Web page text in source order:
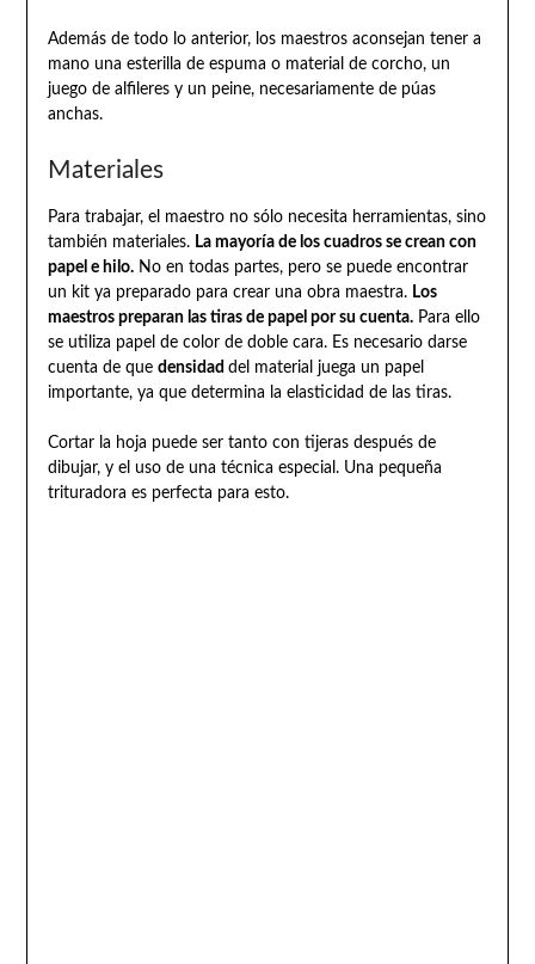
Además de todo lo anterior, los maestros aconsejan tener a
mano una esterilla de espuma o material de corcho, un
juego de alfileres y un peine, necesariamente de púas
anchas.
Materiales
Para trabajar, el maestro no sólo necesita herramientas, sino
también materiales. La mayoría de los cuadros se crean con
papel e hilo.No en todas partes, pero se puede encontrar
un kit ya preparado para crear una obra maestra. Los
maestros preparan las tiras de papel por su cuenta.Para ello
se utiliza papel de color de doble cara. Es necesario darse
cuenta de que densidad del material juega un papel
importante, ya que determina la elasticidad de las tiras.
Cortar la hoja puede ser tanto con tijeras después de
dibujar, y el uso de una técnica especial. Una pequeña
trituradora es perfecta para esto.